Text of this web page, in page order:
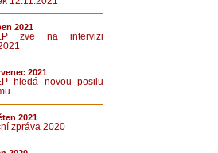
2021
zve na intervizi
2021
hledá novou posilu
2021
zpráva 2020